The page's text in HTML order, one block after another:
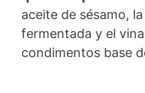
aceite de sésamo,
fermentada y el
condimentos base